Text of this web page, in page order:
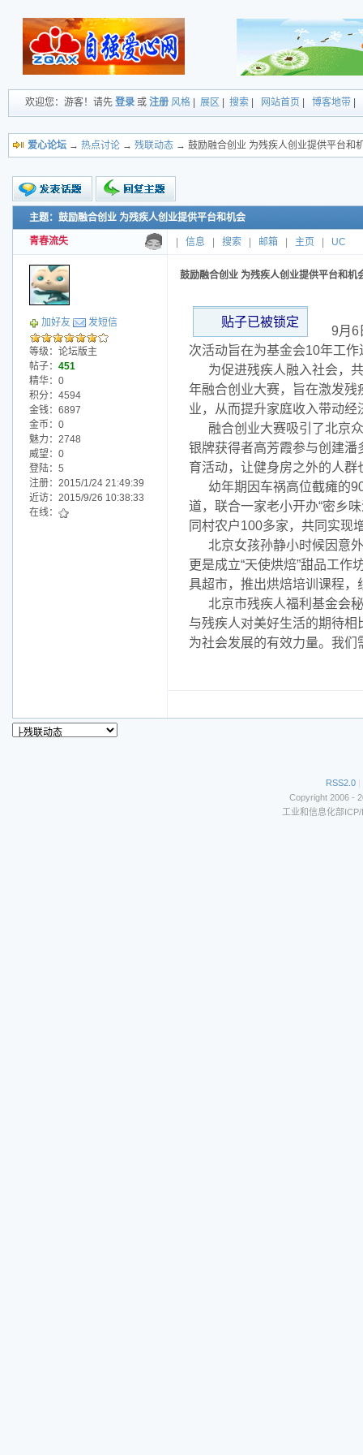
欢迎您：游客！请先 登录 或 注册 风格 展区 搜索 网站首页 博客地带
爱心论坛 → 热点讨论 → 残联动态 → 鼓励融合创业 为残疾人创业提供平台和
新的主题
投票帖
小字报
主题：鼓励融合创业 为残疾人创业提供平台和机会
青春流失 信息 搜索 邮箱 主页 UC
加好友 发短信
等级：论坛版主
帖子： 451
精华：0
积分：4594
金钱：6897
金币：0
魅力：2748
威望：0
登陆：5
注册：2015/1/24 21:49:39
近访：2015/9/26 10:38:33
在线：
鼓励融合创业 为残疾人创业提供平台和机
贴子已被锁定
9月6
次活动旨在为基金会10年工
为促进残疾人融入社会，
年融合创业大赛，旨在激发
业，从而提升家庭收入带动经
融合创业大赛吸引了北京
银牌获得者高芳霞参与创建
育活动，让健身房之外的人群
幼年期因车祸高位截瘫的
道，联合一家老小开办“密乡
同村农户100多家，共同实现
北京女孩孙静小时候因意
更是成立“天使烘焙”甜品工
具超市，推出烘焙培训课程
北京市残疾人福利基金会
与残疾人对美好生活的期待
为社会发展的有效力量。我们
RSS2.0 |
Copyright 2006 -
工业和信息化部